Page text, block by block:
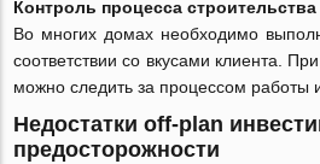
Контроль процесса строительства
Во многих домах необходимо
соответствии со вкусами клиента.
можно следить за процессом работы и
Недостатки off-plan
предосторожности